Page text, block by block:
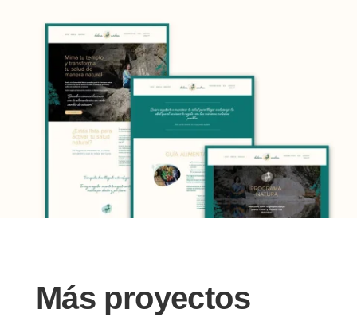
Más proyectos